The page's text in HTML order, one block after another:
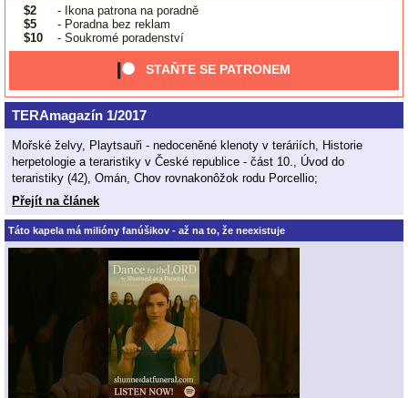
$2
- Ikona patrona na poradně
$5
- Poradna bez reklam
$10
- Soukromé poradenství
STAŇTE SE PATRONEM
TERAmagazín 1/2017
Mořské želvy, Playtsauři - nedoceněné klenoty v teráriích, Historie
herpetologie a teraristiky v České republice - část 10., Úvod do
teraristiky (42), Omán, Chov rovnakonôžok rodu Porcellio;
Přejít na článek
Táto kapela má milióny fanúšikov - až na to, že neexistuje